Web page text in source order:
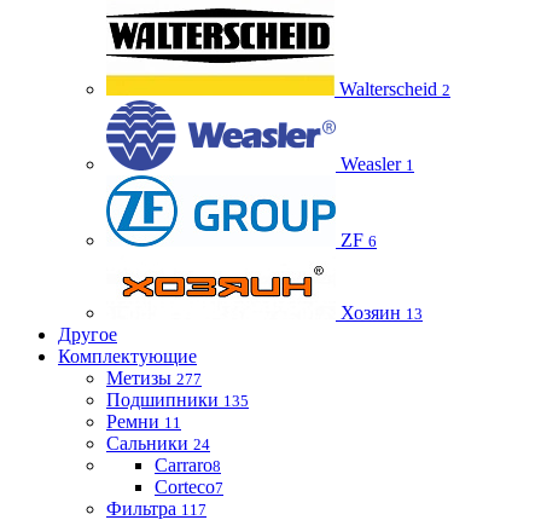
Walterscheid 2
Weasler 1
ZF 6
Хозяин 13
Другое
Комплектующие
Метизы 277
Подшипники 135
Ремни 11
Сальники 24
Carraro8
Corteco7
Фильтра 117